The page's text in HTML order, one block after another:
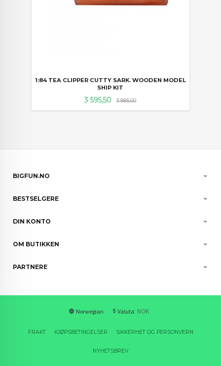
1:84 TEA CLIPPER CUTTY SARK. WOODEN MODEL
SHIP KIT
Tilbud
3 595,50 3 995,00Rabatt
BIGFUN.NO
BESTSELGERE
DIN KONTO
OM BUTIKKEN
PARTNERE
Norwegian Valuta: NOK
FRAKT KJØPSBETINGELSER SIKKERHET OG PERSONVERN
NYHETSBREV